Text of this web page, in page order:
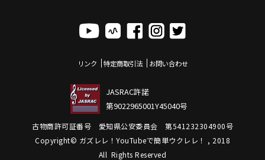
リンク 特定商取引法 お問い合わせ
JASRAC許諾
第9022965001Y45040号
古物商許可証番号 愛知県公安委員会 第541232304900号
Copyright© ガズレレ！YouTubeで簡単ウクレレ！ , 2018
All Rights Reserved